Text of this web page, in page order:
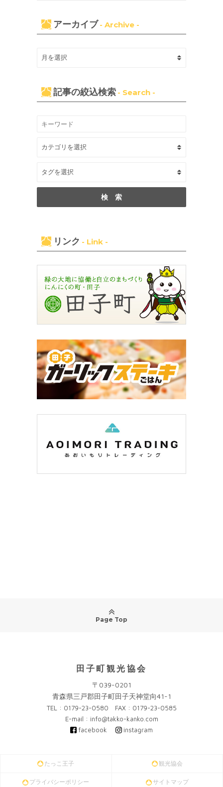
アーカイブ - Archive -
記事の絞込検索 - Search -
リンク - Link -
Page Top
田子町観光協会
〒039-0201
青森県三戸郡田子町田子天神堂向41-1
TEL : 0179-23-0580 FAX : 0179-23-0585
E-mail : info@takko-kanko.com
facebook
instagram
たっこ王子 観光協会
プライバシーポリシー サイトマップ